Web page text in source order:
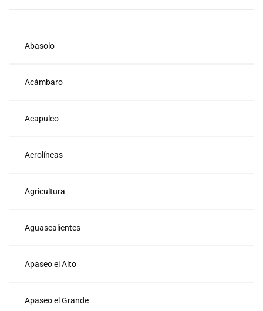
Abasolo
Acámbaro
Acapulco
Aerolíneas
Agricultura
Aguascalientes
Apaseo el Alto
Apaseo el Grande